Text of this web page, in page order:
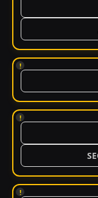
!
!
!